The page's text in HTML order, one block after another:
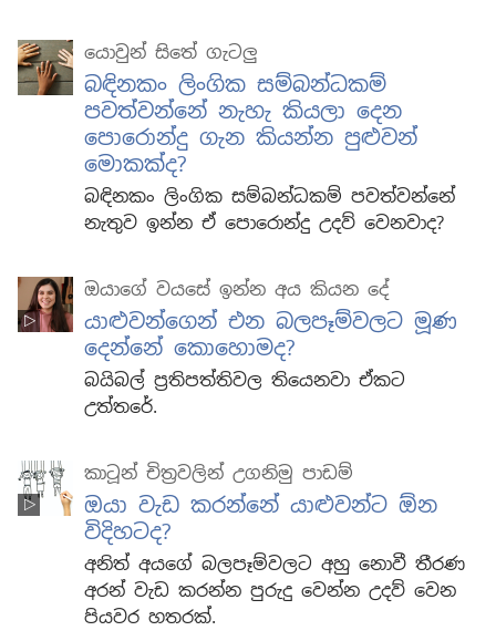
යොවුන් සිතේ ගැටලු
බඳිනකං ලිංගික සම්බන්ධකම්
පවත්වන්නේ නැහැ කියලා දෙන
පොරොන්දු ගැන කියන්න පුළුවන්
මොකක්ද?
බඳිනකං ලිංගික සම්බන්ධකම් පවත්වන්නේ
නැතුව ඉන්න ඒ පොරොන්දු උදව් වෙනවාද?
ඔයාගේ වයසේ ඉන්න අය කියන දේ
යාළුවන්ගෙන් එන බලපෑම්වලට මූණ
දෙන්නේ කොහොමද?
බයිබල් ප්‍රතිපත්තිවල තියෙනවා ඒකට
උත්තරේ.
කාටූන් චිත්‍රවලින් උගනිමු පාඩම්
ඔයා වැඩ කරන්නේ යාළුවන්ට ඕන
විදිහටද?
අනිත් අයගේ බලපෑම්වලට අහු නොවී තීරණ
අරන් වැඩ කරන්න පුරුදු වෙන්න උදව් වෙන
පියවර හතරක්.